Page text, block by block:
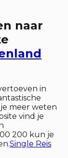
naar
in
meer weten
vind je
200 kun je
Single Reis